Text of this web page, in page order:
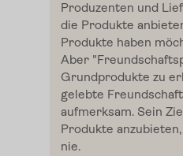
Home
Zum
Produzenten und
die Produkte
Produkte haben
Aber
Grundprodukte zu
gelebte
aufmerksam. Sein
Produkte
nie.